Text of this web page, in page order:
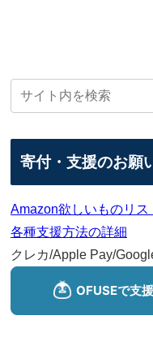
寄付・支援のお願
Amazon欲しいものリス
各種支援方法の詳細
クレカ/Apple Pay/